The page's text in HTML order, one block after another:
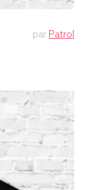
par Patrol